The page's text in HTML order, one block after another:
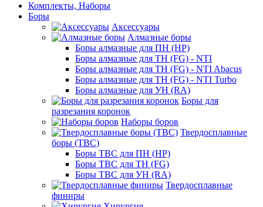
Комплекты, Наборы
Боры
Аксессуары
Алмазные боры
Боры алмазные для ПН (HP)
Боры алмазные для ТН (FG) - NTI
Боры алмазные для ТН (FG) - NTI Abacus
Боры алмазные для ТН (FG) - NTI Turbo
Боры алмазные для УН (RA)
Боры для
разрезания коронок
Наборы боров
Твердосплавные
боры (ТВС)
Боры ТВС для ПН (HP)
Боры ТВС для ТН (FG)
Боры ТВС для УН (RA)
Твердосплавные
финиры